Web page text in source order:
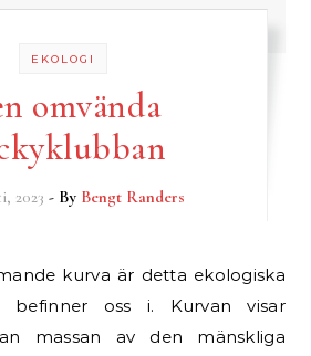
EKOLOGI
omvända
2023 - By Bengt Randers
oss i. Kurvan visar
massan av den mänskliga